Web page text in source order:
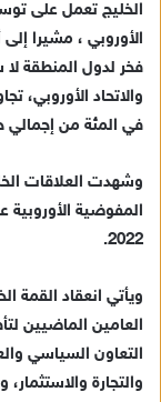
الخليج تعمل على
الأوروبي ، مشيرا
فخر لدول المنطقة
في المئة من إجمالي
وشهدت العلاقات
المفوضية الأوروبية
2022.
ويأتي انعقاد القمة
العامين الماضيين
التعاون السياسي
والتجارة